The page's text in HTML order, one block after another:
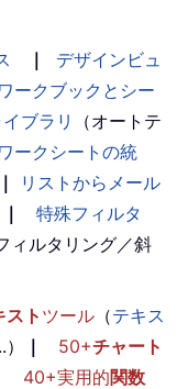
｜
デザインビュ
ワークブックとシー
ブラリ
（オートテ
ワークシートの統
｜
リストからメール
｜
特殊フィルタ
ィルタリング／斜
スト ツール （テキス
） ｜ 50+チャート
40+実用的関数